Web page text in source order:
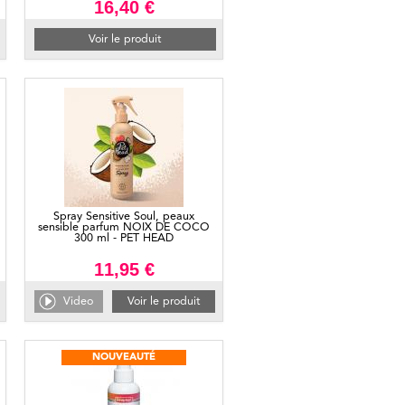
16,40 €
Voir le produit
Spray Sensitive Soul, peaux
sensible parfum NOIX DE COCO
300 ml - PET HEAD
11,95 €
Video Voir le produit
NOUVEAUTÉ